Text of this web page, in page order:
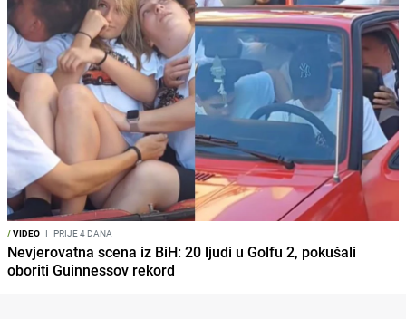
/VIDEO I PRIJE 4 DANA
Nevjerovatna scena iz BiH: 20 ljudi u Golfu 2, pokušali
oboriti Guinnessov rekord